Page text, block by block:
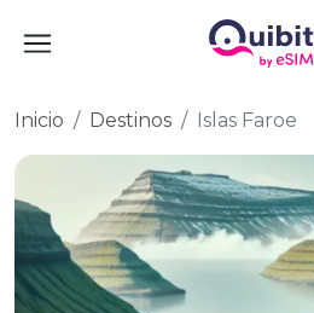
Inicio Destinos Islas Faroe